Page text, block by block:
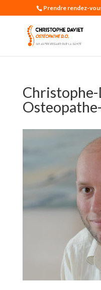
Prendre rendez-